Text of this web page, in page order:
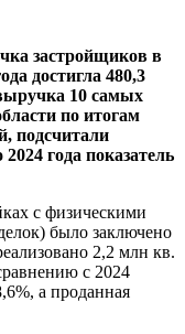
застройщиков в
достигла 480,3
10 самых
по итогам
подсчитали
года показатель
с физическими
было заключено
2,2 млн кв.
с 2024
а проданная